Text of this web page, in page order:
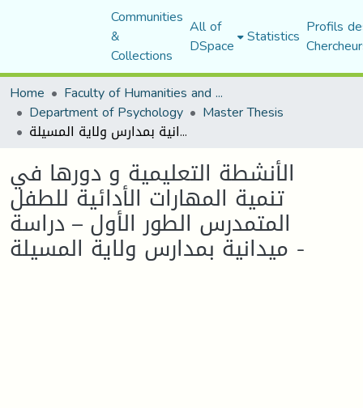
Communities
&
Collections
All of
DSpace Statistics Profils
Home
Faculty of Humanities and Social Sciences
Department of Psychology Master Thesis
الأنشطة التعليمية و دورها في تنمية المهارات الأدائية للطفل المتمدرس الطور الأول – دراسة ميدانية بمدارس ولاية المسيلة -
الأنشطة التعليمية و دورها في
تنمية المهارات الأدائية للطفل
المتمدرس الطور الأول – دراسة
ميدانية بمدارس ولاية المسيلة -